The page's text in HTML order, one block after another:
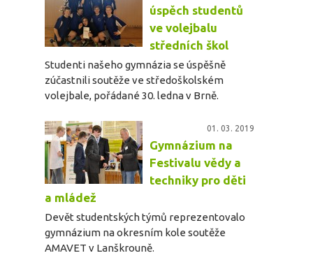
úspěch studentů
ve volejbalu
středních škol
Studenti našeho gymnázia se úspěšně
zúčastnili soutěže ve středoškolském
volejbale, pořádané 30. ledna v Brně.
01. 03. 2019
Gymnázium na
Festivalu vědy a
techniky pro děti
a mládež
Devět studentských týmů reprezentovalo
gymnázium na okresním kole soutěže
AMAVET v Lanškrouně.